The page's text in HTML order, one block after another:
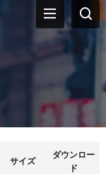
サイズ
ダウンロー
ド